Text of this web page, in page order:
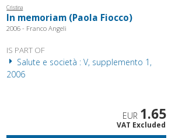
Cristina
In memoriam (Paola Fiocco)
2006 - Franco Angeli
IS PART OF
Salute e società : V, supplemento 1,
2006
EUR 1.65
VAT Excluded